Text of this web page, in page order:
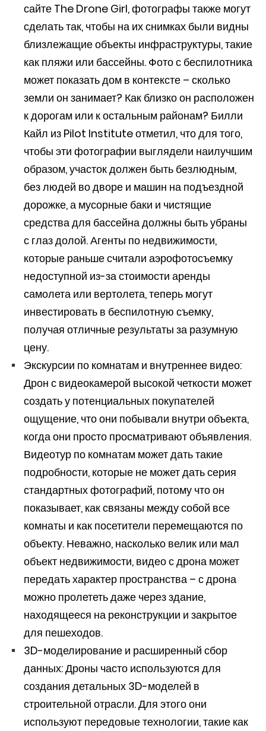
сайте The Drone Girl, фотографы также могут
сделать так, чтобы на их снимках были видны
близлежащие объекты инфраструктуры, такие
как пляжи или бассейны. Фото с беспилотника
может показать дом в контексте – сколько
земли он занимает? Как близко он расположен
к дорогам или к остальным районам? Билли
Кайл из Pilot Institute отметил, что для того,
чтобы эти фотографии выглядели наилучшим
образом, участок должен быть безлюдным,
без людей во дворе и машин на подъездной
дорожке, а мусорные баки и чистящие
средства для бассейна должны быть убраны
с глаз долой. Агенты по недвижимости,
которые раньше считали аэрофотосъемку
недоступной из-за стоимости аренды
самолета или вертолета, теперь могут
инвестировать в беспилотную съемку,
получая отличные результаты за разумную
цену.
Экскурсии по комнатам и внутреннее видео:
Дрон с видеокамерой высокой четкости может
создать у потенциальных покупателей
ощущение, что они побывали внутри объекта,
когда они просто просматривают объявления.
Видеотур по комнатам может дать такие
подробности, которые не может дать серия
стандартных фотографий, потому что он
показывает, как связаны между собой все
комнаты и как посетители перемещаются по
объекту. Неважно, насколько велик или мал
объект недвижимости, видео с дрона может
передать характер пространства – с дрона
можно пролететь даже через здание,
находящееся на реконструкции и закрытое
для пешеходов.
3D-моделирование и расширенный сбор
данных: Дроны часто используются для
создания детальных 3D-моделей в
строительной отрасли. Для этого они
используют передовые технологии, такие как